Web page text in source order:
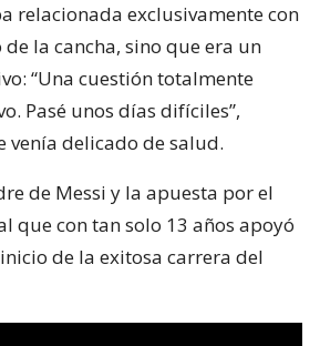
relacionada exclusivamente con
la cancha, sino que era un
“Una cuestión totalmente
Pasé unos días difíciles”,
venía delicado de salud.
de Messi y la apuesta por el
que con tan solo 13 años apoyó
de la exitosa carrera del